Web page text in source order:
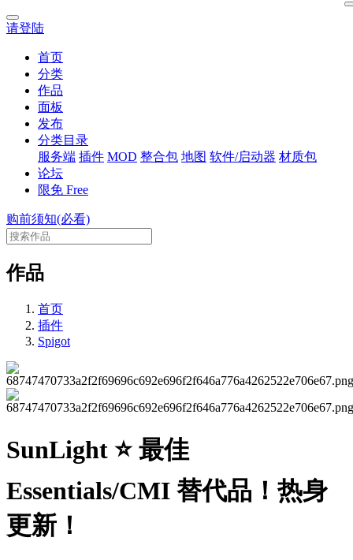
请登陆
首页
分类
作品
面板
发布
分类目录
服务端 插件 MOD 整合包 地图 软件/启动器 材质包
论坛
限免 Free
购前须知(必看)
作品
首页
插件
Spigot
SunLight ⭐ 最佳
Essentials/CMI 替代品！热身
更新！